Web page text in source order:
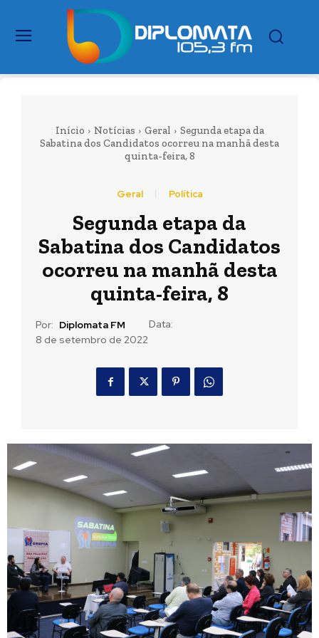
Início Notícias Geral
Segunda etapa da
Sabatina dos Candidatos ocorreu na manhã desta
quinta-feira, 8
Geral Política
Segunda etapa da
Sabatina dos Candidatos
ocorreu na manhã desta
quinta-feira, 8
Por: Diplomata FM
Data:
8 de setembro de 2022